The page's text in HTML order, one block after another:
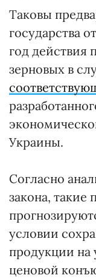
Таковы
государства
год действия
зерновых в
Украины.
Согласно
закона, такие
условии
продукции на
ценовой